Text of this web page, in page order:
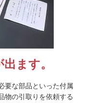
ます。
要な部品といった付属
物の引取りを依頼する